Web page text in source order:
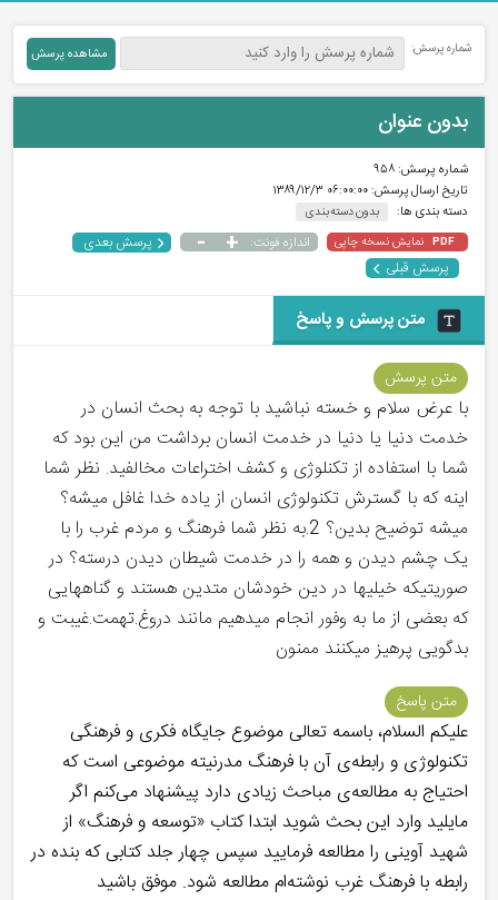
شماره پرسش:
بدون عنوان
شماره پرسش:۹۵۸
تاریخ ارسال پرسش:۰۶:۰۰:۰۰ ۱۳۸۹/۱۲/۳
دسته بندی ها:
بدون دسته بندی
PDF نمایش نسخه چاپی اندازه فونت: +
-
پرسش بعدی
پرسش قبلی
متن پرسش و پاسخ
متن پرسش
با عرض سلام و خسته نباشید با توجه به بحث انسان در
خدمت دنیا یا دنیا در خدمت انسان برداشت من این بود که
شما با استفاده از تکنلوژی و کشف اختراعات مخالفید. نظر شما
اینه که با گسترش تکنولوژی انسان از یاده خدا غافل میشه؟
میشه توضیح بدین؟ 2.به نظر شما فرهنگ و مردم غرب را با
یک چشم دیدن و همه را در خدمت شیطان دیدن درسته؟ در
صوریتیکه خیلیها در دین خودشان متدین هستند و گناههایی
که بعضی از ما به وفور انجام میدهیم مانند دروغ.تهمت.غیبت و
بدگویی پرهیز میکنند ممنون
متن پاسخ
علیکم السلام، باسمه تعالی موضوع جایگاه فکری و فرهنگی
تکنولوژی و رابطه‌ی آن با فرهنگ مدرنیته موضوعی است که
احتیاج به مطالعه‌ی مباحث زیادی دارد پیشنهاد می‌کنم اگر
مایلید وارد این بحث شوید ابتدا کتاب «توسعه و فرهنگ» از
شهید آوینی را مطالعه فرمایید سپس چهار جلد کتابی که بنده در
رابطه با فرهنگ غرب نوشته‌ام مطالعه شود. موفق باشید